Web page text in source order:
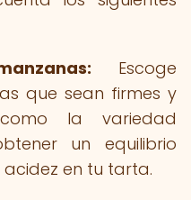
Escoge
que sean firmes y
la variedad
un equilibrio
en tu tarta.